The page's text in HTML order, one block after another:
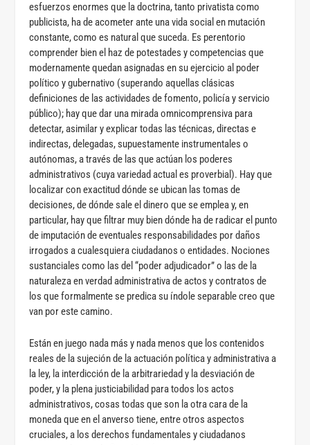
esfuerzos enormes que la doctrina, tanto privatista como
publicista, ha de acometer ante una vida social en mutación
constante, como es natural que suceda. Es perentorio
comprender bien el haz de potestades y competencias que
modernamente quedan asignadas en su ejercicio al poder
político y gubernativo (superando aquellas clásicas
definiciones de las actividades de fomento, policía y servicio
público); hay que dar una mirada omnicomprensiva para
detectar, asimilar y explicar todas las técnicas, directas e
indirectas, delegadas, supuestamente instrumentales o
autónomas, a través de las que actúan los poderes
administrativos (cuya variedad actual es proverbial). Hay que
localizar con exactitud dónde se ubican las tomas de
decisiones, de dónde sale el dinero que se emplea y, en
particular, hay que filtrar muy bien dónde ha de radicar el punto
de imputación de eventuales responsabilidades por daños
irrogados a cualesquiera ciudadanos o entidades. Nociones
sustanciales como las del “poder adjudicador” o las de la
naturaleza en verdad administrativa de actos y contratos de
los que formalmente se predica su índole separable creo que
van por este camino.
Están en juego nada más y nada menos que los contenidos
reales de la sujeción de la actuación política y administrativa a
la ley, la interdicción de la arbitrariedad y la desviación de
poder, y la plena justiciabilidad para todos los actos
administrativos, cosas todas que son la otra cara de la
moneda que en el anverso tiene, entre otros aspectos
cruciales, a los derechos fundamentales y ciudadanos